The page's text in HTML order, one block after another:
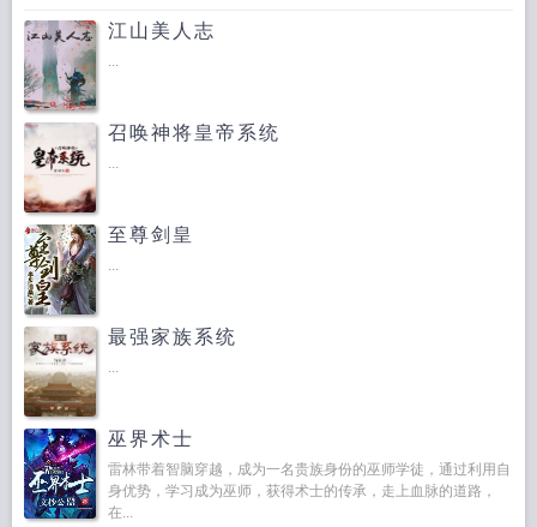
局反派崽崽在权谋文当团宠番外
当团宠by提风吟
江山美人志
...
召唤神将皇帝系统
...
至尊剑皇
...
最强家族系统
...
巫界术士
雷林带着智脑穿越，成为一名贵族身份的巫师学徒，通过利用自
身优势，学习成为巫师，获得术士的传承，走上血脉的道路，
在...